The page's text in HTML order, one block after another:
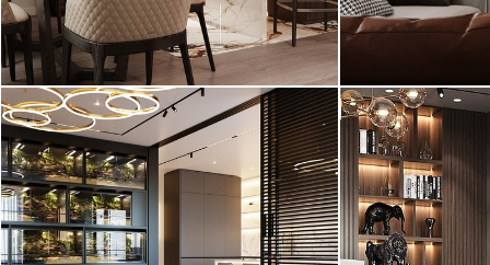
квартира, 136 м2
Современный, ар-деко
квартира, 150
Интерьер квартиры выполнен в
Интерьер
квартиры в ЖК
"Монблан"